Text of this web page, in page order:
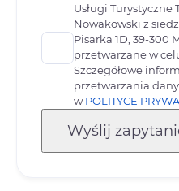
Usługi Turystyczne
Nowakowski z
Pisarka 1D, 39-300
przetwarzane w
Szczegółowe
przetwarzania
wPOLITYCE
Wyślij